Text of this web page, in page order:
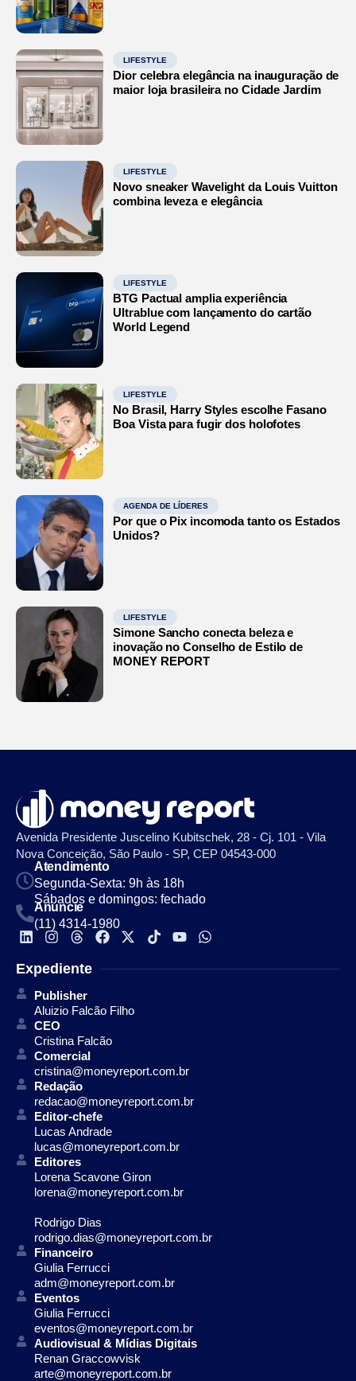
LIFESTYLE
Dior celebra elegância na inauguração de
maior loja brasileira no Cidade Jardim
LIFESTYLE
Novo sneaker Wavelight da Louis Vuitton
combina leveza e elegância
LIFESTYLE
BTG Pactual amplia experiência
Ultrablue com lançamento do cartão
World Legend
LIFESTYLE
No Brasil, Harry Styles escolhe Fasano
Boa Vista para fugir dos holofotes
AGENDA DE LÍDERES
Por que o Pix incomoda tanto os Estados
Unidos?
LIFESTYLE
Simone Sancho conecta beleza e
inovação no Conselho de Estilo de
MONEY REPORT
Avenida Presidente Juscelino Kubitschek, 28 - Cj. 101 - Vila
Nova Conceição, São Paulo - SP, CEP 04543-000
Atendimento
Segunda-Sexta: 9h às 18h
Sábados e domingos: fechado
Anuncie
(11) 4314-1980
Expediente
Publisher
Aluizio Falcão Filho
CEO
Cristina Falcão
Comercial
cristina@moneyreport.com.br
Redação
redacao@moneyreport.com.br
Editor-chefe
Lucas Andrade
lucas@moneyreport.com.br
Editores
Lorena Scavone Giron
lorena@moneyreport.com.br
Rodrigo Dias
rodrigo.dias@moneyreport.com.br
Financeiro
Giulia Ferrucci
adm@moneyreport.com.br
Eventos
Giulia Ferrucci
eventos@moneyreport.com.br
Audiovisual & Mídias Digitais
Renan Graccowvisk
arte@moneyreport.com.br